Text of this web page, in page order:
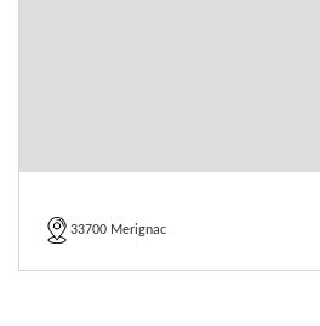
33700 Merignac